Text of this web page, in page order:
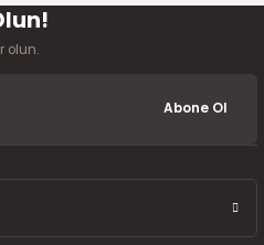
olun.
Abone Ol